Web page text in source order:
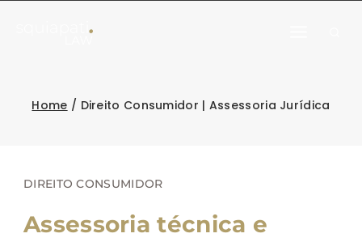
Home / Direito Consumidor | Assessoria Jurídica
DIREITO CONSUMIDOR
Assessoria técnica e